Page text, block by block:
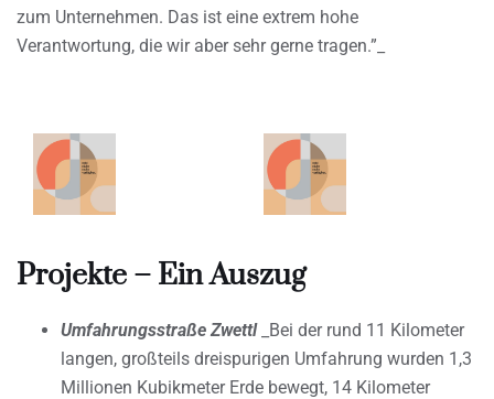
zum Unternehmen. Das ist eine extrem hohe
Verantwortung, die wir aber sehr gerne tragen.”_
Projekte – Ein Auszug
Umfahrungsstraße Zwettl_Bei der rund 11 Kilometer
langen, großteils dreispurigen Umfahrung wurden 1,3
Millionen Kubikmeter Erde bewegt, 14 Kilometer